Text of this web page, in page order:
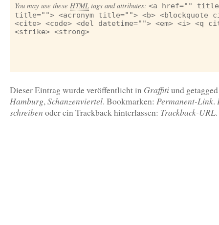
You may use these HTML tags and attributes: <a href=""
title=""> <acronym title=""> <b> <blockquote
<cite> <code> <del datetime=""> <em> <i> <q
<strike> <strong>
Dieser Eintrag wurde veröffentlicht in Graffitiund
Hamburg,Schanzenviertel. Bookmarken: Permanent-Link.
schreiben oder ein Trackback hinterlassen: Trackback-URL.